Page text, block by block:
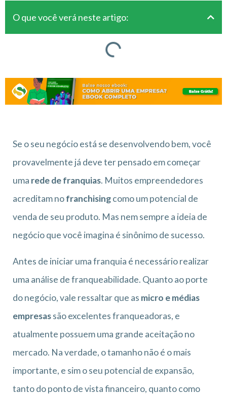
O que você verá neste artigo:
Se o seu negócio está se desenvolvendo bem, você
provavelmente já deve ter pensado em começar
uma rede de franquias. Muitos empreendedores
acreditam nofranchisingcomo um potencial de
venda de seu produto. Mas nem sempre a ideia de
negócio que você imagina é sinônimo de sucesso.
Antes de iniciar uma franquia é necessário realizar
uma análise de franqueabilidade. Quanto ao porte
do negócio, vale ressaltar que as micro e médias
empresassão excelentes franqueadoras, e
atualmente possuem uma grande aceitação no
mercado. Na verdade, o tamanho não é o mais
importante, e sim o seu potencial de expansão,
tanto do ponto de vista financeiro, quanto como